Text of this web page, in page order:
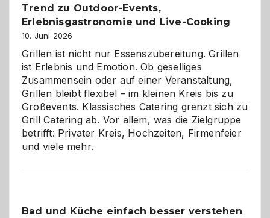
Trend zu Outdoor-Events,
Erlebnisgastronomie und Live-Cooking
10. Juni 2026
Grillen ist nicht nur Essenszubereitung. Grillen
ist Erlebnis und Emotion. Ob geselliges
Zusammensein oder auf einer Veranstaltung,
Grillen bleibt flexibel – im kleinen Kreis bis zu
Großevents. Klassisches Catering grenzt sich zu
Grill Catering ab. Vor allem, was die Zielgruppe
betrifft: Privater Kreis, Hochzeiten, Firmenfeier
und viele mehr.
Bad und Küche einfach besser verstehen